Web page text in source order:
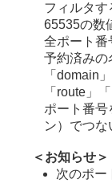
フィルタ
65535の数
全ポート番
予約済みの
「domain
「route」
ポート番号
ン）でつな
＜お知らせ＞
次のポー